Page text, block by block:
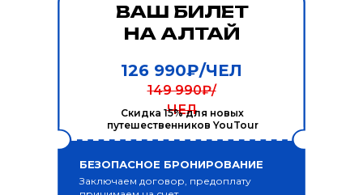
126 990₽/ЧЕЛ
149 990₽/
ЧЕЛ
Скидка 15% для новых
путешественников YouTour
Заключаем договор, предоплату
БЕЗОПАСНОЕ БРОНИРОВАНИЕ
ВАШ БИЛЕТ
НА АЛТАЙ